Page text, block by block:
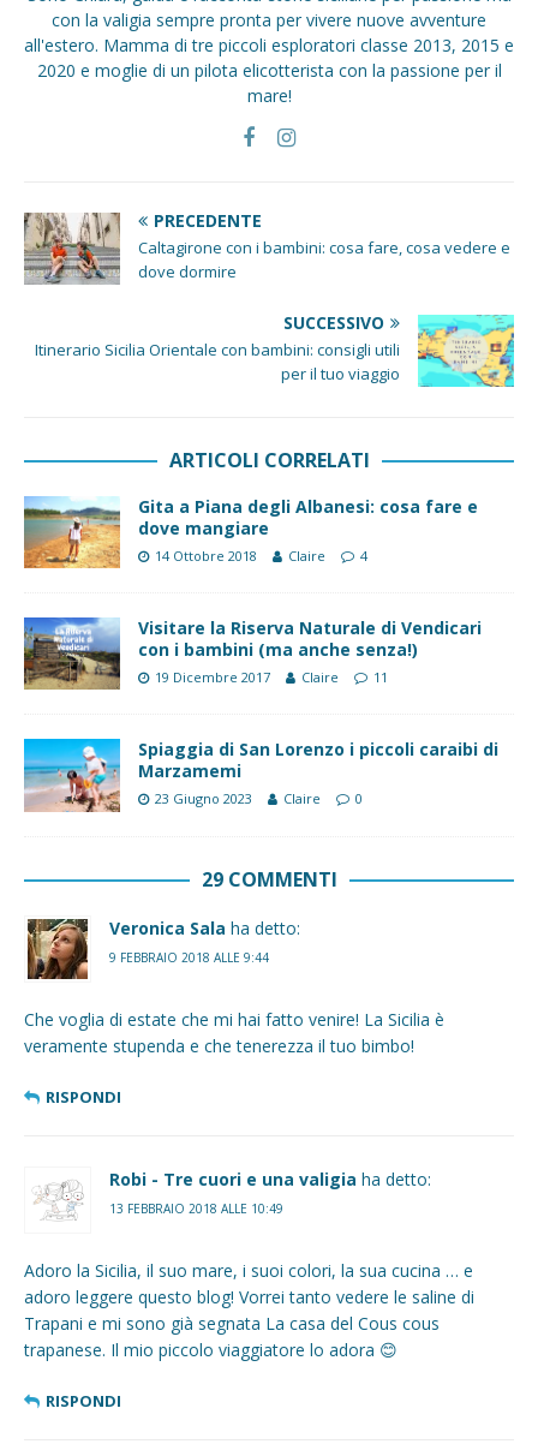
con la valigia sempre pronta per vivere nuove avventure
all'estero. Mamma di tre piccoli esploratori classe 2013, 2015 e
2020 e moglie di un pilota elicotterista con la passione per il
mare!
PRECEDENTE
Caltagirone con i bambini: cosa fare, cosa vedere e
dove dormire
SUCCESSIVO
Itinerario Sicilia Orientale con bambini: consigli utili
per il tuo viaggio
ARTICOLI CORRELATI
Gita a Piana degli Albanesi: cosa fare e
dove mangiare
14 Ottobre 2018 Claire 4
Visitare la Riserva Naturale di Vendicari
con i bambini (ma anche senza!)
19 Dicembre 2017 Claire 11
Spiaggia di San Lorenzo i piccoli caraibi di
Marzamemi
23 Giugno 2023 Claire 0
29 COMMENTI
Veronica Sala ha detto:
9 FEBBRAIO 2018 ALLE 9:44
Che voglia di estate che mi hai fatto venire! La Sicilia è
veramente stupenda e che tenerezza il tuo bimbo!
RISPONDI
Robi - Tre cuori e una valigia ha detto:
13 FEBBRAIO 2018 ALLE 10:49
Adoro la Sicilia, il suo mare, i suoi colori, la sua cucina … e
adoro leggere questo blog! Vorrei tanto vedere le saline di
Trapani e mi sono già segnata La casa del Cous cous
trapanese. Il mio piccolo viaggiatore lo adora 😊
RISPONDI